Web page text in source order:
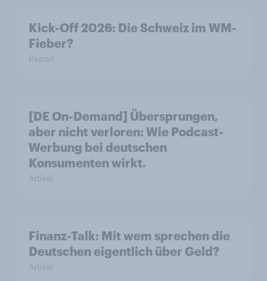
Kick-Off 2026: Die Schweiz im WM-
Fieber?​
Report
[DE On-Demand] Übersprungen,
aber nicht verloren: Wie Podcast-
Werbung bei deutschen
Konsumenten wirkt.
Artikel
Finanz-Talk: Mit wem sprechen die
Deutschen eigentlich über Geld?
Artikel